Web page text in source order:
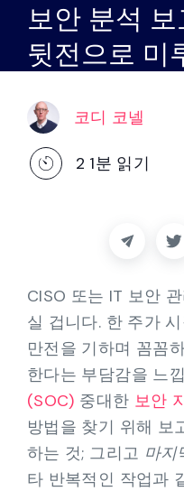
서비스
에 대한
파트너
블로그
지원하다
한국어
보안 분석
뒷전으로 미
코디 코넬
2 1분 읽기
CISO 또는 IT 보안
실 겁니다. 한 주가
만전을 기하며 꼼꼼
한다는 부담감을 느
(SOC) 중대한 보안
방법을 찾기 위해 보
하는 것; 그리고 마지
타 반복적인 작업과